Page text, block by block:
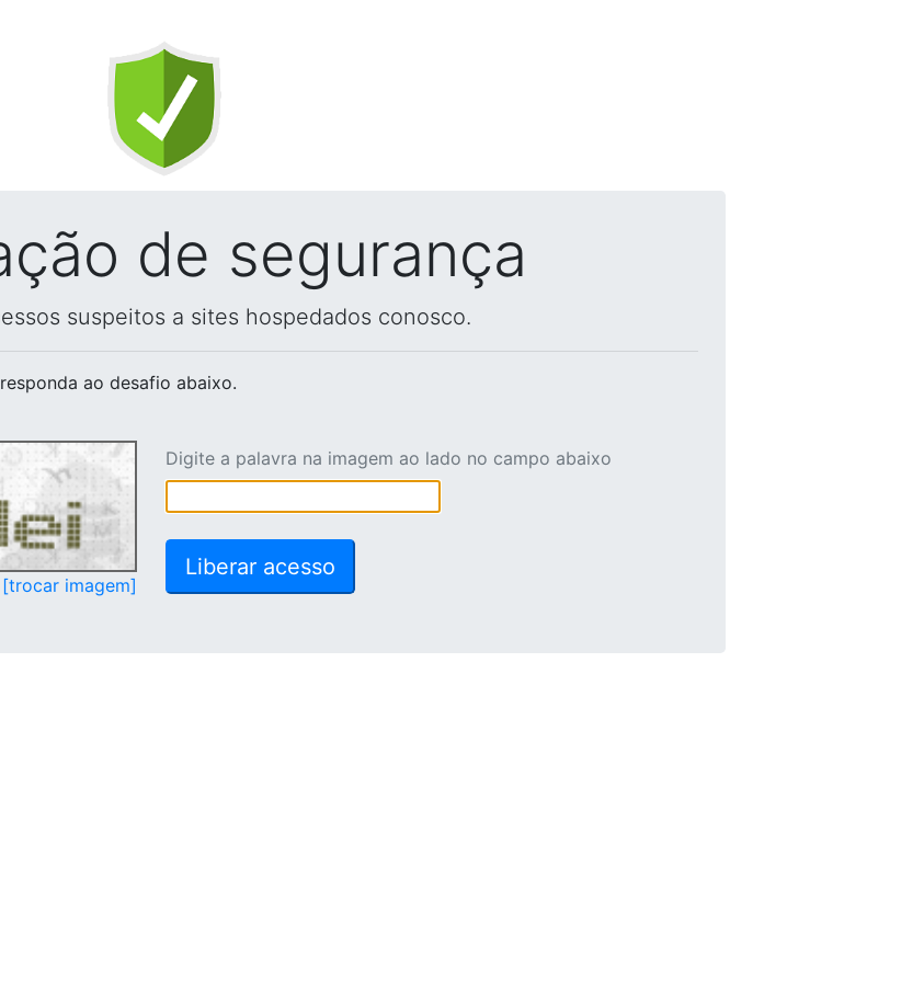
de segurança
suspeitos a sites hospedados conosco.
ao desafio abaixo.
[trocar imagem]
Digite a palavra na imagem ao lado no campo abaixo